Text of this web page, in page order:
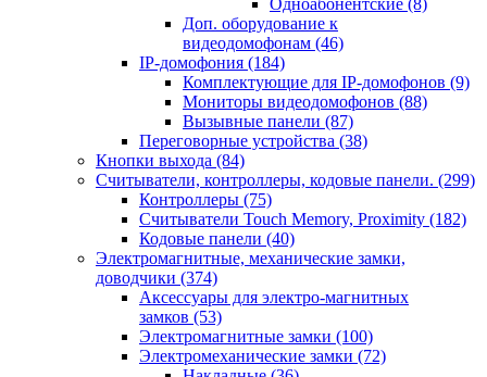
Одноабонентские (8)
Доп. оборудование к
видеодомофонам (46)
IP-домофония (184)
Комплектующие для IP-домофонов (9)
Мониторы видеодомофонов (88)
Вызывные панели (87)
Переговорные устройства (38)
Кнопки выхода (84)
Считыватели, контроллеры, кодовые панели. (299)
Контроллеры (75)
Считыватели Touch Memory, Proximity (182)
Кодовые панели (40)
Электромагнитные, механические замки,
доводчики (374)
Аксессуары для электро-магнитных
замков (53)
Электромагнитные замки (100)
Электромеханические замки (72)